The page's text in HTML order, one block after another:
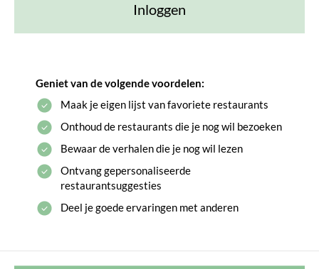
Inloggen
Geniet van de volgende voordelen:
Maak je eigen lijst van favoriete restaurants
Onthoud de restaurants die je nog wil bezoeken
Bewaar de verhalen die je nog wil lezen
Ontvang gepersonaliseerde
restaurantsuggesties
Deel je goede ervaringen met anderen